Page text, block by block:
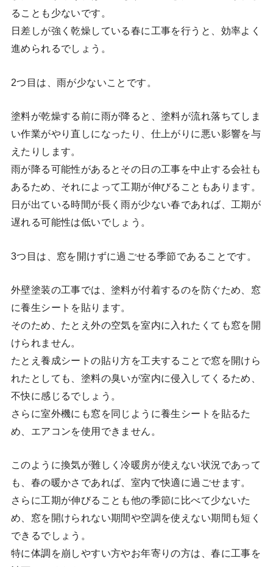
ることも少ないです。
日差しが強く乾燥している春に工事を行うと、効率よく
進められるでしょう。
2つ目は、雨が少ないことです。
塗料が乾燥する前に雨が降ると、塗料が流れ落ちてしま
い作業がやり直しになったり、仕上がりに悪い影響を与
えたりします。
雨が降る可能性があるとその日の工事を中止する会社も
あるため、それによって工期が伸びることもあります。
日が出ている時間が長く雨が少ない春であれば、工期が
遅れる可能性は低いでしょう。
3つ目は、窓を開けずに過ごせる季節であることです。
外壁塗装の工事では、塗料が付着するのを防ぐため、窓
に養生シートを貼ります。
そのため、たとえ外の空気を室内に入れたくても窓を開
けられません。
たとえ養成シートの貼り方を工夫することで窓を開けら
れたとしても、塗料の臭いが室内に侵入してくるため、
不快に感じるでしょう。
さらに室外機にも窓を同じように養生シートを貼るた
め、エアコンを使用できません。
このように換気が難しく冷暖房が使えない状況であって
も、春の暖かさであれば、室内で快適に過ごせます。
さらに工期が伸びることも他の季節に比べて少ないた
め、窓を開けられない期間や空調を使えない期間も短く
できるでしょう。
特に体調を崩しやすい方やお年寄りの方は、春に工事を